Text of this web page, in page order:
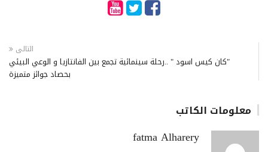
التالى
"كان كيس اسود " ..رحلة سينمائية تجمع بين الفانتازيا و الوعي البيئي
بحصاد جوائز متميزة
معلومات الكاتب
fatma Alharery